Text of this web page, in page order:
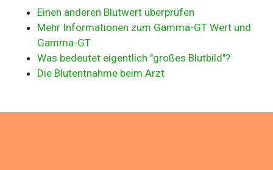
Einen anderen Blutwert überprüfen
Mehr Informationen zum Gamma-GT Wert und
Gamma-GT
Was bedeutet eigentlich "großes Blutbild"?
Die Blutentnahme beim Arzt